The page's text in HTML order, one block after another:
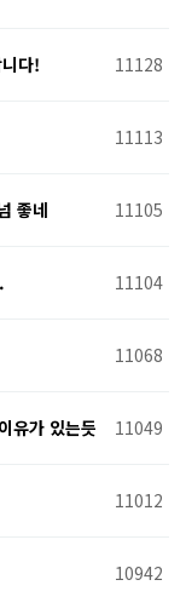
다! 11128
11113
좋네 11105
11104
11068
유가 있는듯 11049
11012
10942